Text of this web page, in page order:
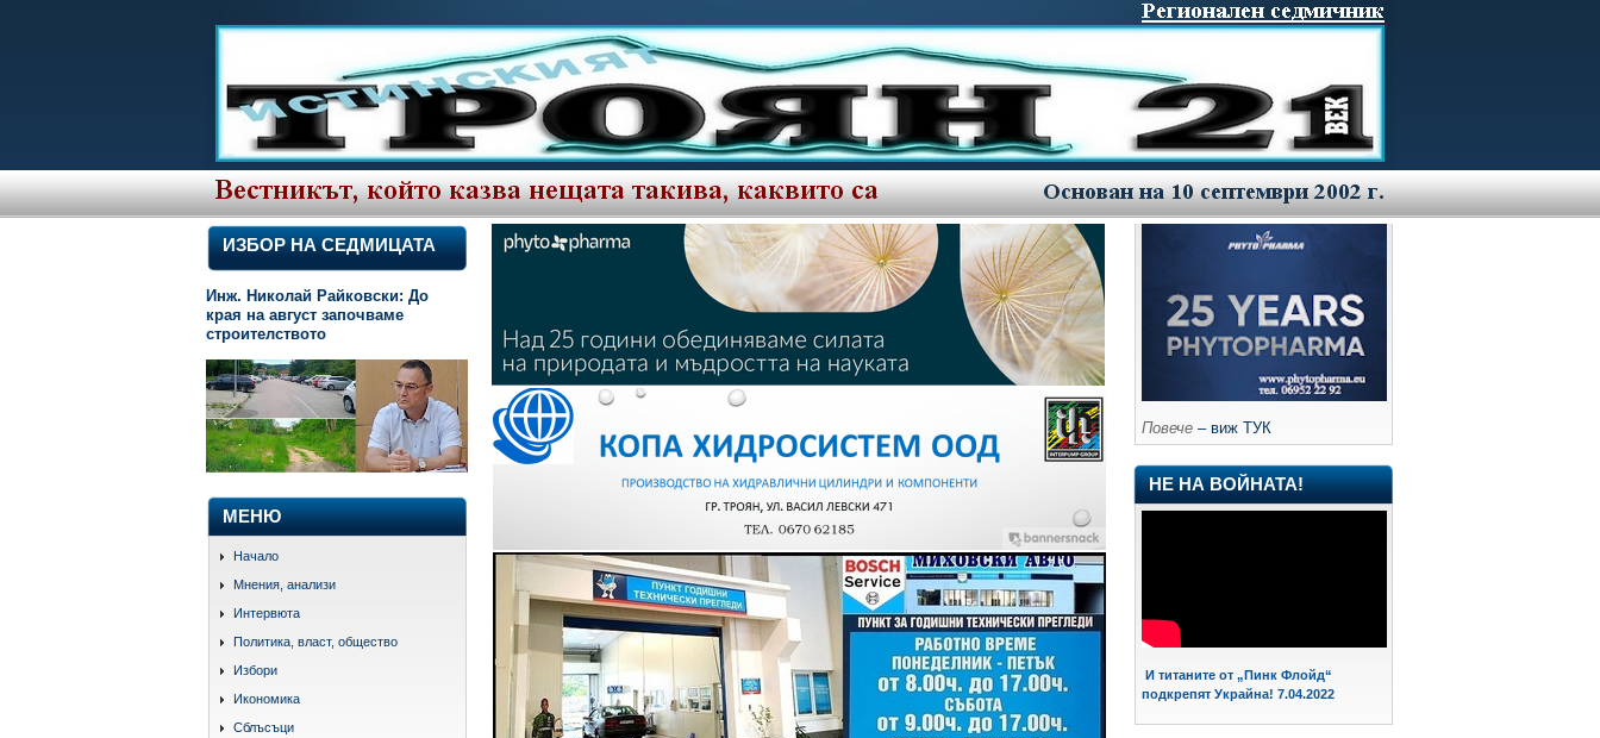
ИЗБОР НА СЕДМИЦАТА
Инж. Николай Райковски: До
края на август започваме
строителството
МЕНЮ
Начало
Мнения, анализи
Интервюта
Политика, власт, общество
Избори
Икономика
Сблъсъци
Повече – виж ТУК
НЕ НА ВОЙНАТА!
И титаните от „Пинк Флойд“
подкрепят Украйна! 7.04.2022